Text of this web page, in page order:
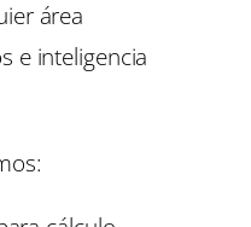
área
e inteligencia